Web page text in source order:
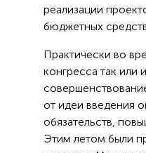
реализации
бюджетных
Практически во
конгресса так или
от идеи введения
обязательств,
Этим летом были